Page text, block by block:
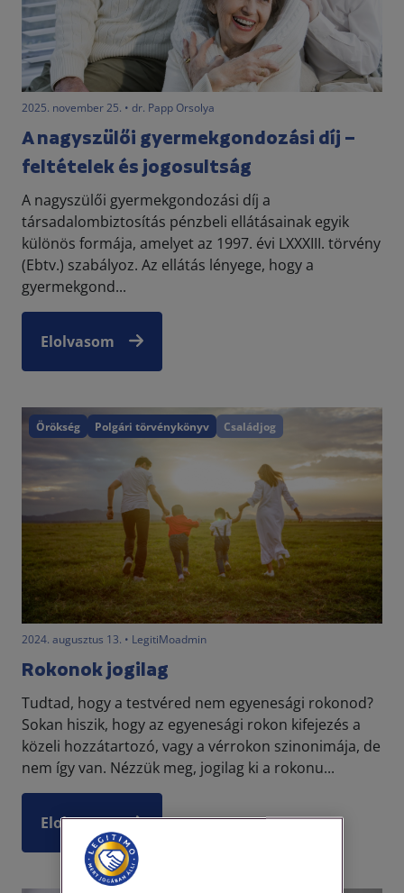
2025. november 25. • dr. Papp Orsolya
A nagyszülői gyermekgondozási díj –
feltételek és jogosultság
A nagyszülői gyermekgondozási díj a
társadalombiztosítás pénzbeli ellátásainak egyik
különös formája, amelyet az 1997. évi LXXXIII. törvény
(Ebtv.) szabályoz. Az ellátás lényege, hogy a
gyermekgond...
Elolvasom
Örökség Polgári törvénykönyv Családjog
2024. augusztus 13. • LegitiMoadmin
Rokonok jogilag
Tudtad, hogy a testvéred nem egyenesági rokonod?
Sokan hiszik, hogy az egyenesági rokon kifejezés a
közeli hozzátartozó, vagy a vérrokon szinonimája, de
nem így van. Nézzük meg, jogilag ki a rokonu...
Elolvasom